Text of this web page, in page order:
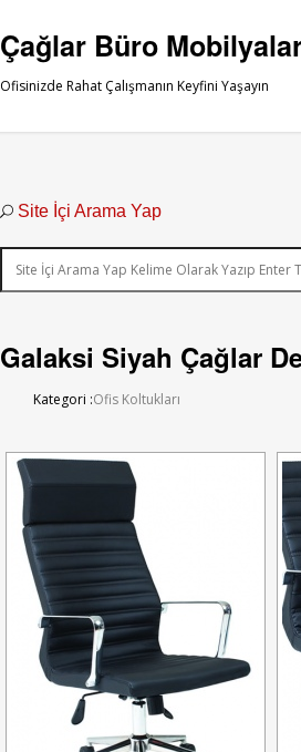
Çağlar Büro
Ofisinizde Rahat Çalışmanın Keyfini Yaşayın
Site İçi Arama Yap
Galaksi Siyah Çağlar
Kategori :Ofis Koltukları